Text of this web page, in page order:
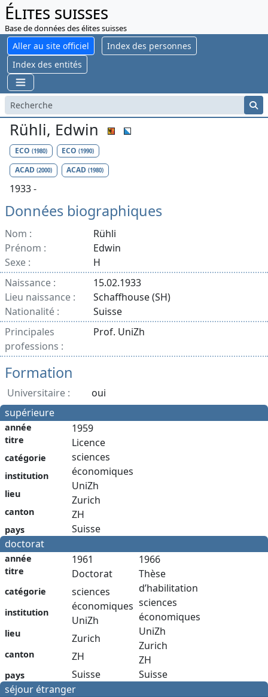
Élites suisses
Base de données des élites suisses
Aller au site officiel
Index des personnes
Index des entités
Rühli, Edwin
ECO (1980) ECO(1990)
ACAD (2000) ACAD(1980)
1933 -
Données biographiques
Nom :
Rühli
Prénom :
Edwin
Sexe :
H
Naissance :
15.02.1933
Lieu naissance :
Schaffhouse (SH)
Nationalité :
Suisse
Principales
professions :
Prof. UniZh
Formation
Universitaire :
oui
supérieure
année
titre
catégorie
institution
lieu
canton
pays
1959
Licence
sciences
économiques
UniZh
Zurich
ZH
Suisse
doctorat
année
titre
catégorie
institution
lieu
canton
pays
1961
Doctorat
sciences
économiques
UniZh
Zurich
ZH
Suisse
1966
Thèse
d’habilitation
sciences
économiques
UniZh
Zurich
ZH
Suisse
séjour étranger